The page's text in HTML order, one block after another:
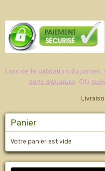
Lors de la validation du panier,
sans signature , OU
Panier
Votre panier est vide